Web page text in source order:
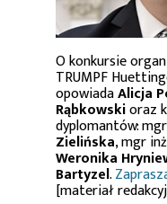
O konkursie
TRUMPF
opowiadaAlicja
Rąbkowskioraz
dyplomantów:
Zielińska, mgr
Weronika
Bartyzel.
[materiał